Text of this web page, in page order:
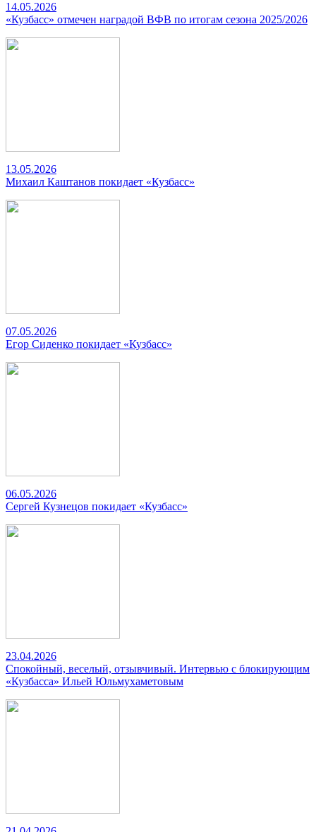
14.05.2026
«Кузбасс» отмечен наградой ВФВ по итогам сезона 2025/2026
13.05.2026
Михаил Каштанов покидает «Кузбасс»
07.05.2026
Егор Сиденко покидает «Кузбасс»
06.05.2026
Сергей Кузнецов покидает «Кузбасс»
23.04.2026
Спокойный, веселый, отзывчивый. Интервью с блокирующим
«Кузбасса» Ильей Юльмухаметовым